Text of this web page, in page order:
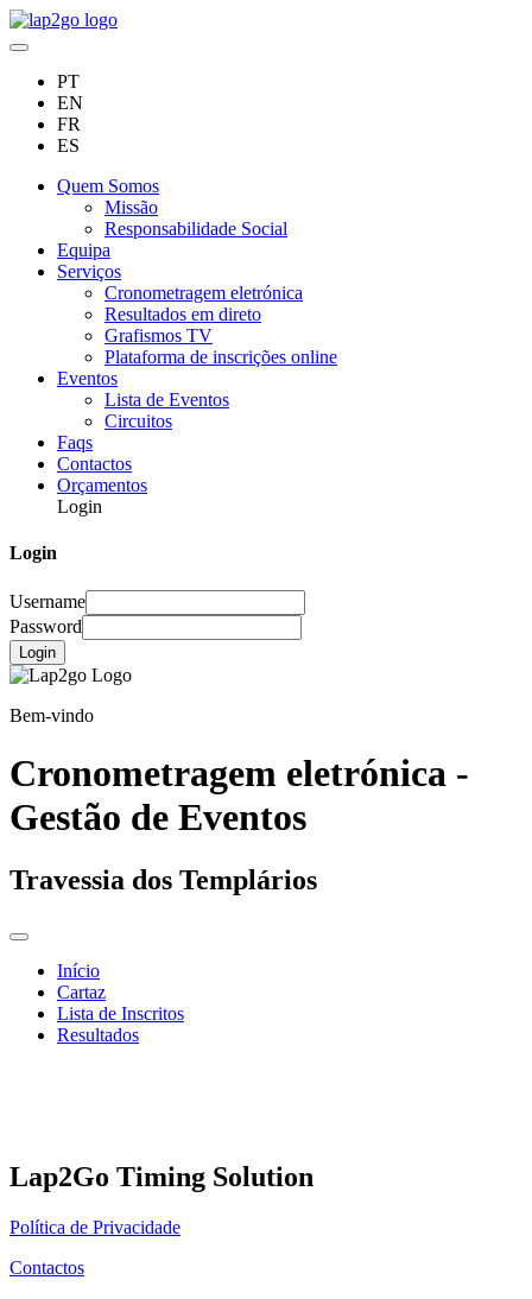
PT
EN
FR
ES
Quem Somos
Missão
Responsabilidade Social
Equipa
Serviços
Cronometragem eletrónica
Resultados em direto
Grafismos TV
Plataforma de inscrições online
Eventos
Lista de Eventos
Circuitos
Faqs
Contactos
Orçamentos
Login
Login
Username
Password
Login
Bem-vindo
Cronometragem eletrónica -
Gestão de Eventos
Travessia dos Templários
Início
Cartaz
Lista de Inscritos
Resultados
Lap2Go Timing Solution
Política de Privacidade
Contactos